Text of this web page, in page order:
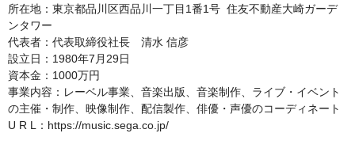
所在地：東京都品川区西品川一丁目1番1号  住友不動産大崎ガーデ
ンタワー
代表者：代表取締役社長　清水 信彦
設立日：1980年7月29日
資本金：1000万円
事業内容：レーベル事業、音楽出版、音楽制作、ライブ・イベント
の主催・制作、映像制作、配信製作、俳優・声優のコーディネート
U R L：https://music.sega.co.jp/